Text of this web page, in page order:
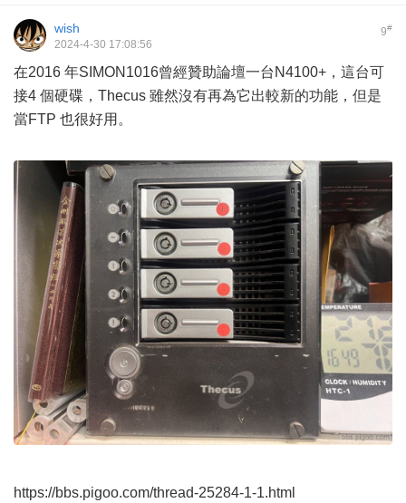
9#
wish
2024-4-30 17:08:56
在2016 年SIMON1016曾經贊助論壇一台N4100+，這台可
接4 個硬碟，Thecus 雖然沒有再為它出較新的功能，但是
當FTP 也很好用。
https://bbs.pigoo.com/thread-25284-1-1.html